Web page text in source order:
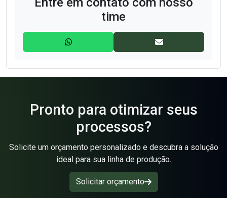
Filtros Bolsas
Filtros GAF
Filtros Prensa
Lona para Filtros Prensa
Manga Coletora de Pó
Mangas filtrante
time
Pronto para otimizar seus
processos?
Solicite um orçamento personalizado e descubra a solução
ideal para sua linha de produção.
Solicitar orçamento